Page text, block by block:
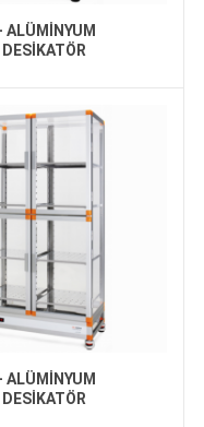
ALÜMİNYUM
ALÜMİNYUM